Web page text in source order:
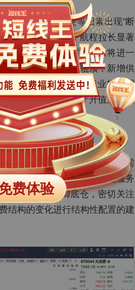
供应因地缘冲突等因素出现“断
被迫大面积重构，航程拉长显著
低位，未来补库需求释放将进一
、环保新规趋严等瓶颈，新增供
其稀缺价值正重塑行业投资逻
需、供给瓶颈及资产升值五大因
需时日，因此短期beta性机会需
坚持“杠铃策略”：一端通过服务
息资产构建防御底仓，密切关注
结构的变化进行结构性配置的建
费体验